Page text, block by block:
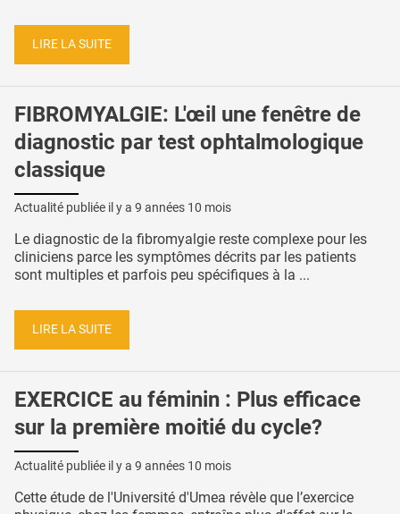
LIRE LA SUITE
FIBROMYALGIE: L'œil une fenêtre de
diagnostic par test ophtalmologique
classique
Actualité publiée il y a 9 années 10 mois
Le diagnostic de la fibromyalgie reste complexe pour les
cliniciens parce les symptômes décrits par les patients
sont multiples et parfois peu spécifiques à la ...
LIRE LA SUITE
EXERCICE au féminin : Plus efficace
sur la première moitié du cycle?
Actualité publiée il y a 9 années 10 mois
Cette étude de l'Université d'Umea révèle que l’exercice